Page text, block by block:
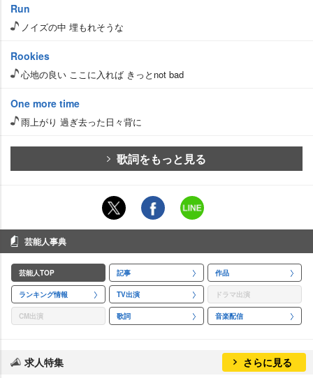
Run
ノイズの中 埋もれそうな
Rookies
心地の良い ここに入れば きっとnot bad
One more time
雨上がり 過ぎ去った日々背に
歌詞をもっと見る
芸能人事典
芸能人TOP 記事 作品
ランキング情報 TV出演 ドラマ出演
CM出演 歌詞 音楽配信
求人特集 さらに見る